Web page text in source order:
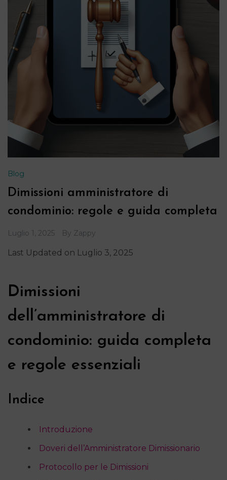
Blog
Dimissioni amministratore di
condominio: regole e guida completa
Luglio 1, 2025 By Zappy
Last Updated on Luglio 3, 2025
Dimissioni
dell’amministratore di
condominio: guida completa
e regole essenziali
Indice
Introduzione
Doveri dell’Amministratore Dimissionario
Protocollo per le Dimissioni